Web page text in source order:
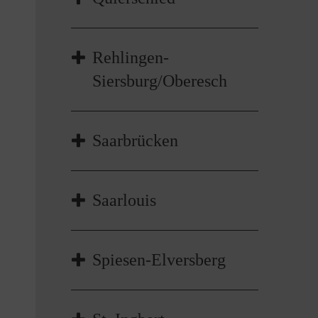
b.breyer@gmx.net
Dennis Burgard, Beauftragter
dennis.burgard@malteser.org
Rehlingen-
Siersburg/Oberesch
Christian Zimmer, Beauftragter
christian.zimmer2@malteser.org
Saarbrücken
Michael Dick, Beauftragter
michael.dick2@malteser.org
Saarlouis
Christian Wirth, Beauftragter
christian.wirth@malteser.org
Spiesen-Elversberg
Christoph Zapp, Beauftragter